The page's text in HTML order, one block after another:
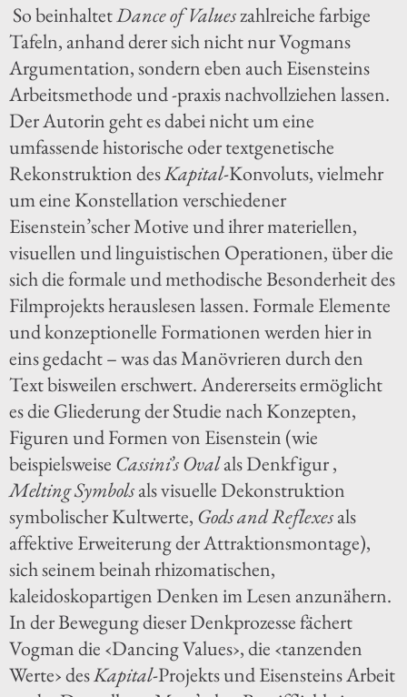
So beinhaltetDance of Valueszahlreiche farbige
Tafeln, anhand derer sich nicht nur Vogmans
Argumentation, sondern eben auch Eisensteins
Arbeitsmethode und -praxis nachvollziehen lassen.
Der Autorin geht es dabei nicht um eine
umfassende historische oder textgenetische
Rekonstruktion desKapital-Konvoluts, vielmehr
um eine Konstellation verschiedener
Eisenstein’scher Motive und ihrer materiellen,
visuellen und linguistischen Operationen, über die
sich die formale und methodische Besonderheit des
Filmprojekts herauslesen lassen. Formale Elemente
und konzeptionelle Formationen werden hier in
eins gedacht – was das Manövrieren durch den
Text bisweilen erschwert. Andererseits ermöglicht
es die Gliederung der Studie nach Konzepten,
Figuren und Formen von Eisenstein (wie
beispielsweise Cassini’s Ovalals Denkfigur ,
Melting Symbolsals visuelle Dekonstruktion
symbolischer Kultwerte, Gods and Reflexesals
affektive Erweiterung der Attraktionsmontage),
sich seinem beinah rhizomatischen,
kaleidoskopartigen Denken im Lesen anzunähern.
In der Bewegung dieser Denkprozesse fächert
Vogman die ‹Dancing Values›, die ‹tanzenden
Werte› desKapital-Projekts und Eisensteins Arbeit